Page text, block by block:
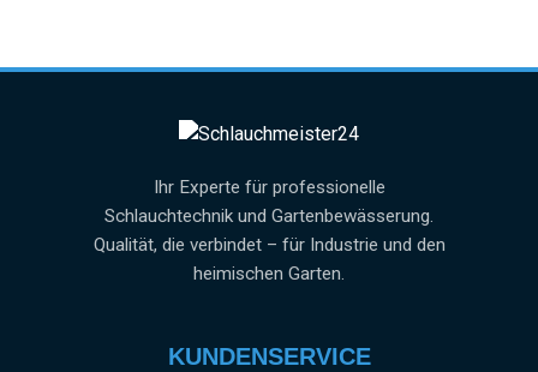
Ihr Experte für professionelle
Schlauchtechnik und Gartenbewässerung.
Qualität, die verbindet – für Industrie und den
heimischen Garten.
KUNDENSERVICE